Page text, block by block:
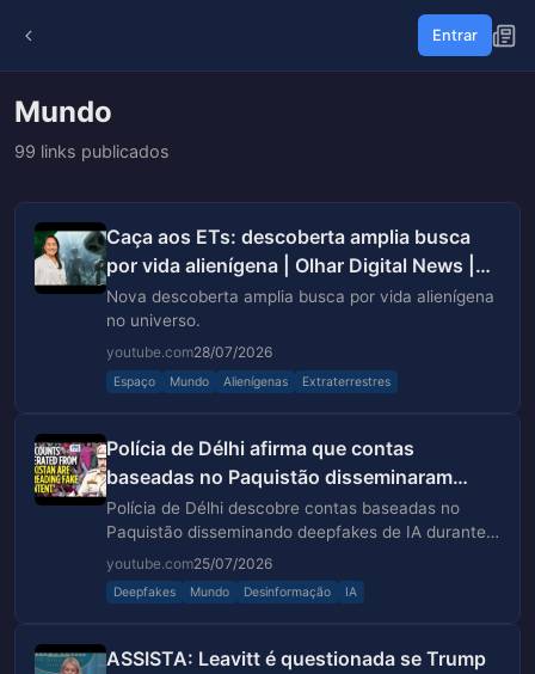
Entrar
Mundo
99 links publicados
Caça aos ETs: descoberta amplia busca
por vida alienígena | Olhar Digital News |
27/07/2026
Nova descoberta amplia busca por vida alienígena
no universo.
youtube.com28/07/2026
Espaço Mundo Alienígenas Extraterrestres
Polícia de Délhi afirma que contas
baseadas no Paquistão disseminaram
deepfakes de IA durante pro...
Polícia de Délhi descobre contas baseadas no
Paquistão disseminando deepfakes de IA durante
protestos.
youtube.com25/07/2026
Deepfakes Mundo Desinformação IA
ASSISTA: Leavitt é questionada se Trump